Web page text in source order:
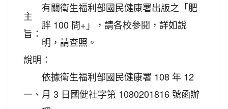
主
旨：
有關衛生福利部國民健康署出版之「肥
胖 100 問+」，請各校參閱，詳如說
明，請查照。
說明：
一、
依據衛生福利部國民健康署 108 年 12
月 3 日國健社字第 1080201816 號函辦